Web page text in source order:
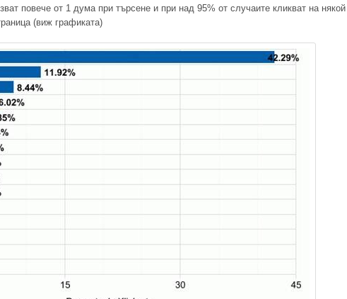
повече от 1 дума при търсене и при над 95% от случаите кликват на някой
(виж графиката)